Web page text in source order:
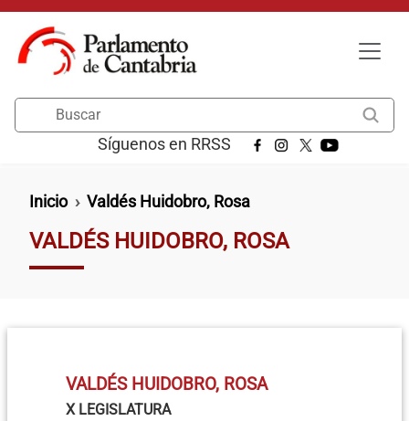
Pasar al contenido principal
Síguenos en RRSS
Ruta de navegación
Inicio Valdés Huidobro, Rosa
VALDÉS HUIDOBRO, ROSA
VALDÉS HUIDOBRO, ROSA
X LEGISLATURA